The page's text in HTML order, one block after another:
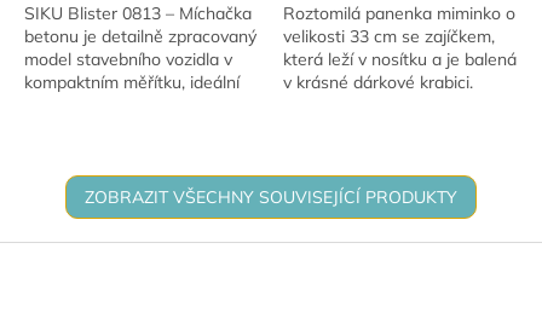
SIKU Blister 0813 – Míchačka
betonu je detailně zpracovaný
model stavebního vozidla v
kompaktním měřítku, ideální
Roztomilá panenka miminko o
velikosti 33 cm se zajíčkem,
která leží v nosítku a je balená
v krásné dárkové krabici.
ZOBRAZIT VŠECHNY SOUVISEJÍCÍ PRODUKTY
Z